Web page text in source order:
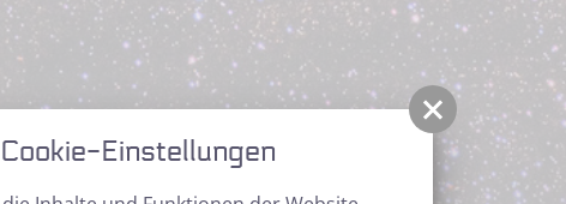
Einstellungen